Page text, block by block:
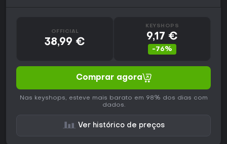
OFFICIAL
38,99 €
KEYSHOPS
9,17 €
-76%
Comprar agora
Nas keyshops, esteve mais barato em 98% dos dias com
dados.
Ver histórico de preços